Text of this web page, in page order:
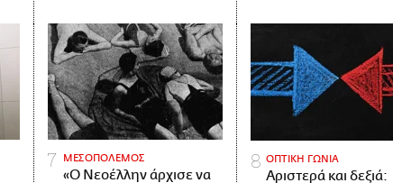
ΜΕΣΟΠΟΛΕΜΟΣ
«Ο Νεοέλλην άρχισε να
ΟΠΤΙΚΗ ΓΩΝΙΑ
Αριστερά και δεξιά: